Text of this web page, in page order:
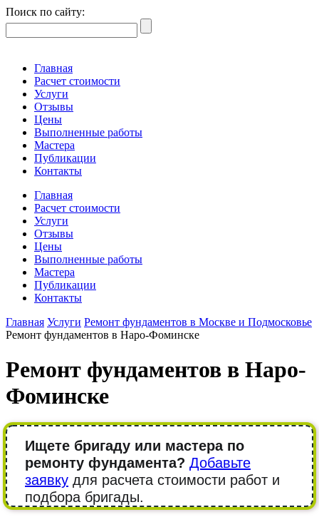
Поиск по сайту:
Главная
Расчет стоимости
Услуги
Отзывы
Цены
Выполненные работы
Мастера
Публикации
Контакты
Главная
Расчет стоимости
Услуги
Отзывы
Цены
Выполненные работы
Мастера
Публикации
Контакты
Главная Услуги Ремонт фундаментов в Москве и Подмосковье
Ремонт фундаментов в Наро-Фоминске
Ремонт фундаментов в Наро-
Фоминске
Ищете бригаду или мастера по
ремонту фундамента? Добавьте
заявку для расчета стоимости работ и
подбора бригады.